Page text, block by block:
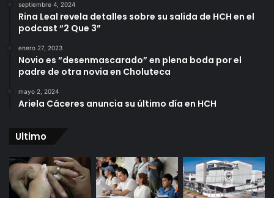
septiembre 4, 2024
Rina Leal revela detalles sobre su salida de HCH en el
podcast “2 Que 3”
enero 27, 2023
Novio es “desenmascarado” en plena boda por el
padre de otra novia en Choluteca
mayo 2, 2024
Ariela Cáceres anuncia su último día en HCH
Ultimo